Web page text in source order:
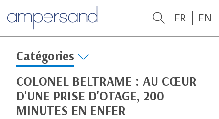
FR EN
Catégories
COLONEL BELTRAME : AU CŒUR
D'UNE PRISE D'OTAGE, 200
MINUTES EN ENFER